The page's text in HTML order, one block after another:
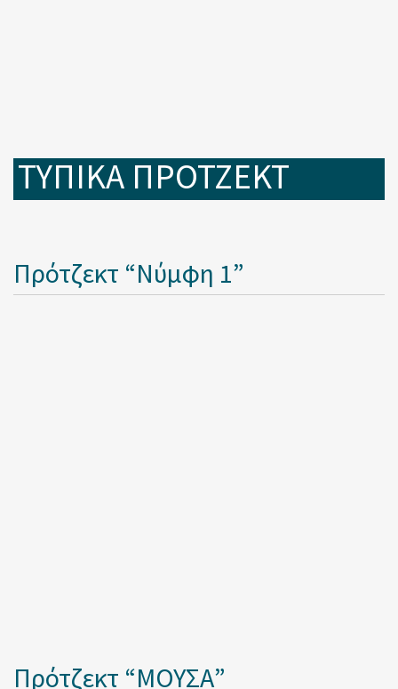
ΤΥΠΙΚΑ ΠΡΟΤΖΕΚΤ
Πρότζεκτ “Νύμφη 1”
Πρότζεκτ “ΜΟΥΣΑ”